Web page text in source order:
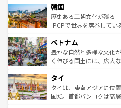
はコンテンツ一覧
いる。アクティビティも
ビング、ハイキングなど
い。オーストラリアの多
参照してほしい。
ン）、静ひつな山岳地帯
と山間の静けさが共存し
驚きをもたらしてくれる
容にもいいと評判のスイ
が味わえる。 なお
照してほしい。
韓国
歴史ある王朝文化が残る
-POPで世界を席巻してい
き、地方に足を延ばせば
できる。そして、キムチ
まで、さまざまな韓国料
リティに包まれながら、
わってみ
覧を参照してほしい。
ベトナム
豊かな自然と多様な文化
く伸びる国土には、広大
急速な発展と共に伝統が
ーチミン市のフランス統
醸し出している。また、
タイ
タイは、東南アジアに位
国だ。首都バンコクは高